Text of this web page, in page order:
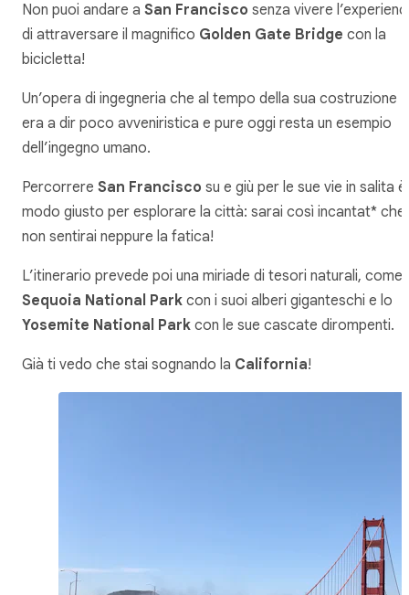
Non puoi andare a San Francisco senza vivere
di attraversare il magnifico Golden Gate Bridge con la
bicicletta!
Un’opera di ingegneria che al tempo della sua costruzione
era a dir poco avveniristica e pure oggi resta un esempio
dell’ingegno umano.
Percorrere San Francisco su e giù per le sue vie in salita è
modo giusto per esplorare la città: sarai così incantat* che
non sentirai neppure la fatica!
L’itinerario prevede poi una miriade di tesori naturali, come
Sequoia National Park con i suoi alberi giganteschi e lo
Yosemite National Park con le sue cascate dirompenti.
Già ti vedo che stai sognando la California!